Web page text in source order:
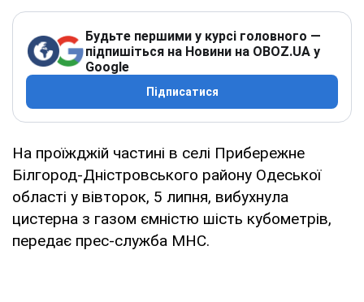
Будьте першими у курсі головного —
підпишіться на Новини на OBOZ.UA у
Google
Підписатися
На проїжджій частині в селі Прибережне
Білгород-Дністровського району Одеської
області у вівторок, 5 липня, вибухнула
цистерна з газом ємністю шість кубометрів,
передає прес-служба МНС.